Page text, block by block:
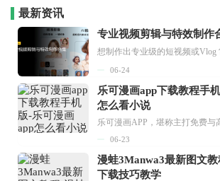
最新资讯
专业视频剪辑与特效制作
06-24
乐可漫画app下载教程手
怎么看小说
06-23
漫蛙3Manwa3最新图文
下载技巧教学